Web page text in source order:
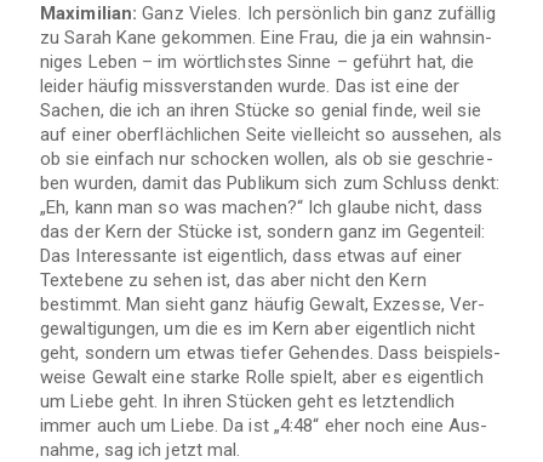
Maxi­mi­lian: Ganz Vie­les. Ich per­sön­lich bin ganz zufäl­lig
zu Sarah Kane gekom­men. Eine Frau, die ja ein wahn­sin­
ni­ges Leben – im wört­lichs­tes Sinne – geführt hat, die
lei­der häu­fig miss­ver­stan­den wurde. Das ist eine der
Sachen, die ich an ihren Stü­cke so genial finde, weil sie
auf einer ober­fläch­li­chen Seite viel­leicht so aus­se­hen, als
ob sie ein­fach nur scho­cken wol­len, als ob sie geschrie­
ben wur­den, damit das Publi­kum sich zum Schluss denkt:
„Eh, kann man so was machen?“ Ich glaube nicht, dass
das der Kern der Stü­cke ist, son­dern ganz im Gegen­teil:
Das Inter­es­sante ist eigent­lich, dass etwas auf einer
Text­ebene zu sehen ist, das aber nicht den Kern
bestimmt. Man sieht ganz häu­fig Gewalt, Exzesse, Ver­
ge­wal­ti­gun­gen, um die es im Kern aber eigent­lich nicht
geht, son­dern um etwas tie­fer Gehen­des. Dass bei­spiels­
weise Gewalt eine starke Rolle spielt, aber es eigent­lich
um Liebe geht. In ihren Stü­cken geht es letzt­end­lich
immer auch um Liebe. Da ist „4:48“ eher noch eine Aus­
nahme, sag ich jetzt mal.